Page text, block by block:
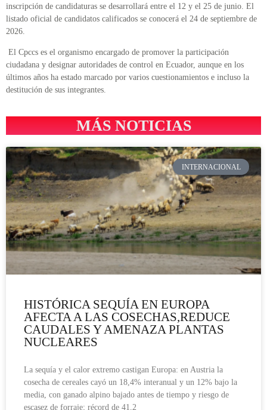
inscripción de candidaturas se desarrollará entre el 12 y el 25 de junio. El
listado oficial de candidatos calificados se conocerá el 24 de septiembre de
2026.
El Cpccs es el organismo encargado de promover la participación
ciudadana y designar autoridades de control en Ecuador, aunque en los
últimos años ha estado marcado por varios cuestionamientos e incluso la
destitución de sus integrantes.
MÁS NOTICIAS
INTERNACIONAL
HISTÓRICA SEQUÍA EN EUROPA
AFECTA A LAS COSECHAS,REDUCE
CAUDALES Y AMENAZA PLANTAS
NUCLEARES
La sequía y el calor extremo castigan Europa: en Austria la
cosecha de cereales cayó un 18,4% interanual y un 12% bajo la
media, con ganado alpino bajado antes de tiempo y riesgo de
escasez de forraje; récord de 41,2